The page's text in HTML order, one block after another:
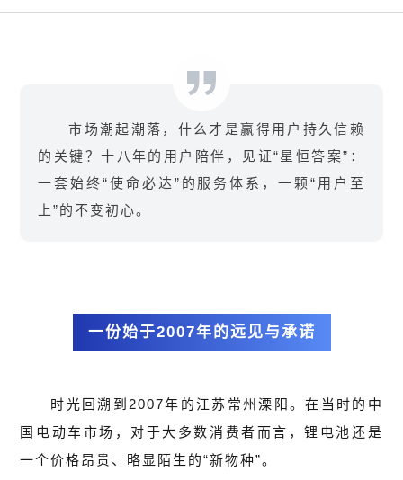
市场潮起潮落，什么才是赢得用户持久信赖
的关键？十八年的用户陪伴，见证“星恒答案”：
一套始终“使命必达”的服务体系，一颗“用户至
上”的不变初心。
一份始于2007年的远见与承诺
时光回溯到2007年的江苏常州溧阳。在当时的中
国电动车市场，对于大多数消费者而言，锂电池还是
一个价格昂贵、略显陌生的“新物种”。